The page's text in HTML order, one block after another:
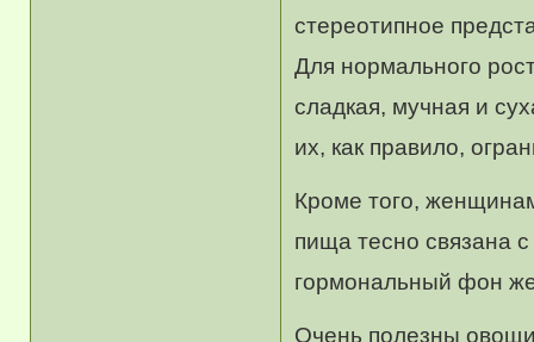
стереотипное
Для нормального
сладкая, мучная и
их, как правило,
Кроме того,
пища тесно связана
гормональный фон
Очень полезны